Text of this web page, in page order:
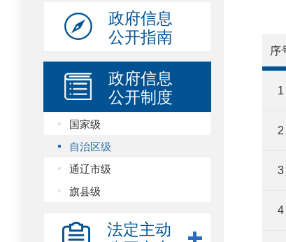
政府信息
公开指南
政府信息
公开制度
国家级
自治区级
通辽市级
旗县级
法定主动
序
1
2
3
4